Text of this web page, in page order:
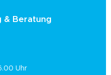
& Beratung
Uhr